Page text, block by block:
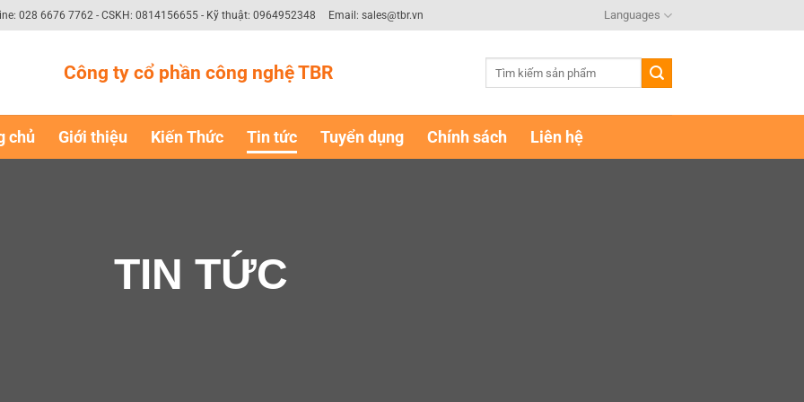
028 6676 7762 - CSKH: 0814156655 - Kỹ thuật: 0964952348 Email: sales@tbr.vn Languages
Công ty cổ phần công nghệ TBR
chủ Giới thiệu Kiến Thức Tin tức Tuyển dụng Chính sách Liên hệ
TIN TỨC